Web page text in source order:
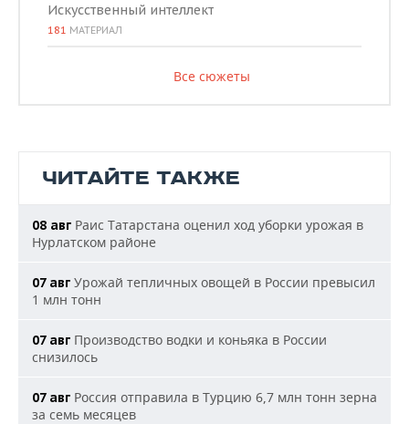
Искусственный интеллект
181 МАТЕРИАЛ
Все сюжеты
ЧИТАЙТЕ ТАКЖЕ
08 авг Раис Татарстана оценил ход уборки урожая в
Нурлатском районе
07 авг Урожай тепличных овощей в России превысил
1 млн тонн
07 авг Производство водки и коньяка в России
снизилось
07 авг Россия отправила в Турцию 6,7 млн тонн зерна
за семь месяцев